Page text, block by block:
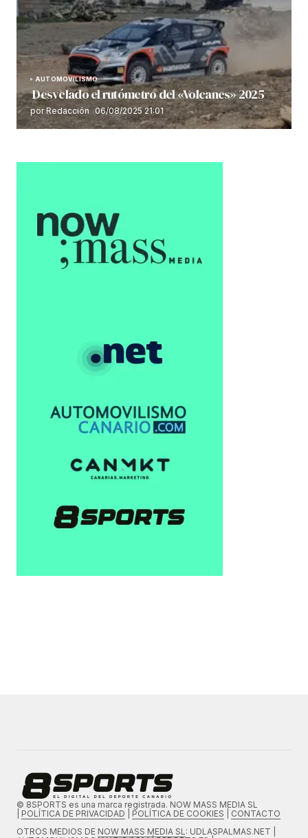
AUTOMOVILISMO
Desvelado el rutómetro del «Volcanes» 2025
por Redacción 06/08/2025 21:01
© 8SPORTS es una marca registrada. NOW MASS MEDIA SL
POLÍTICA DE PRIVACIDAD POLÍTICA DE COOKIES
CONTACTO
OTROS MEDIOS DE NOW MASS MEDIA SL: UDLASPALMAS.NET |